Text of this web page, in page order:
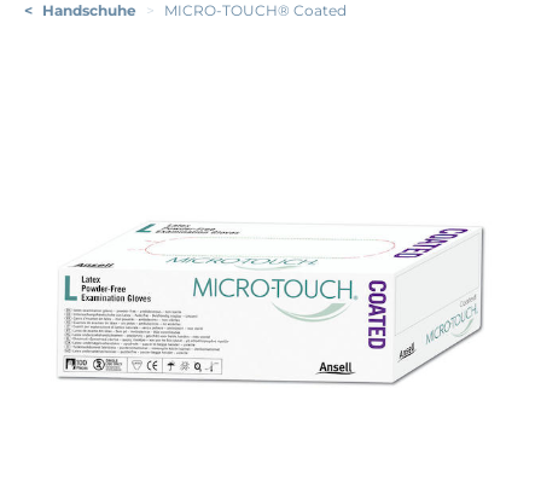
< Handschuhe > MICRO-TOUCH® Coated